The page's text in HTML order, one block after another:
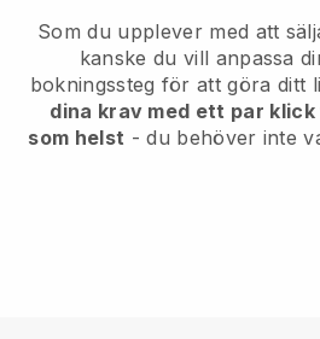
Som du upplever med att
kanske du vill anpassa
bokningssteg för att göra ditt
dina krav med ett par
som helst - du behöver inte